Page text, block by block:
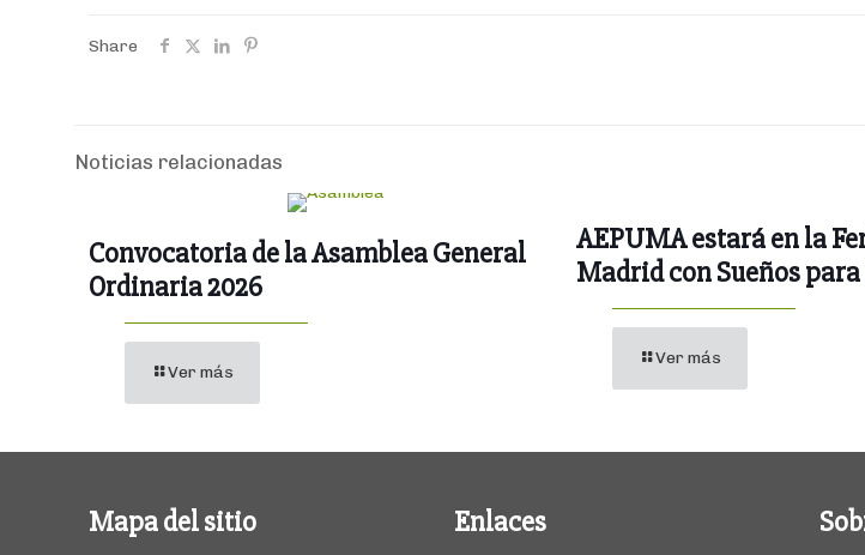
Share
Noticias relacionadas
Convocatoria de la Asamblea General
Ordinaria 2026
Ver más
AEPUMA estará en la
Madrid con Sueños
Ver más
Mapa del sitio Enlaces